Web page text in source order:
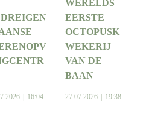
2026 16:04
WERELDS
EERSTE
OCTOPUSK
WEKERIJ
VAN DE
BAAN
27 07 2026 19:38